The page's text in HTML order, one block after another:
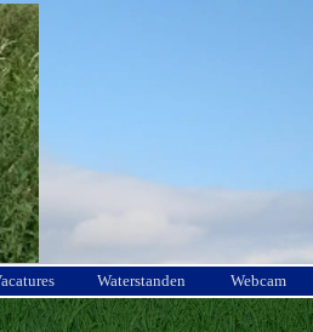
Waterstanden Webcam